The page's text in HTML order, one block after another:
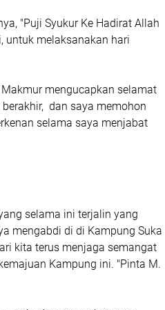
"Puji Syukur Ke Hadirat Allah
untuk melaksanakan hari
mengucapkan selamat
dan saya memohon
selama saya menjabat
selama ini terjalin yang
mengabdi di di Kampung Suka
kita terus menjaga semangat
Kampung ini. "Pinta M.